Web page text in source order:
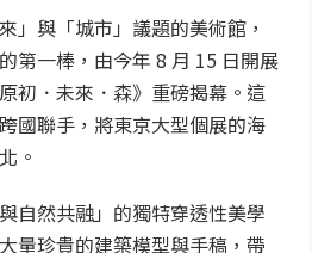
」與「城市」議題的美術館，
第一棒，由今年 8 月 15 日開展
初．未來．森》重磅揭幕。這
國聯手，將東京大型個展的海
。
自然共融」的獨特穿透性美學
量珍貴的建築模型與手稿，帶